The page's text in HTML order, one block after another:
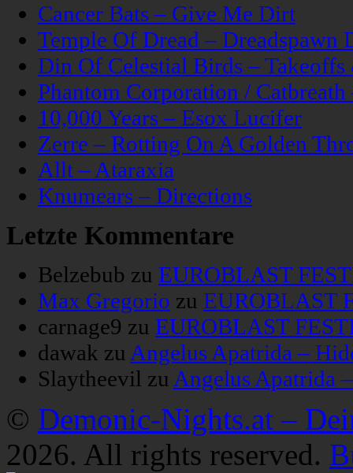
Cancer Bats – Give Me Dirt
Temple Of Dread – Dreadspawn
Din Of Celestial Birds –
Phantom Corporation /
10,000 Years – Esox Lucifer
Zerre – Rotting On A Golden
Allt – Ataraxia
Knumears – Directions
Letzte Kommentare
Belzebub zu EUROBLAST
Max Gregorio zu EUROBLAST
carnage9 zu EUROBLAST
dawak zu Angelus Apatrida –
Slaytheevil zu Angelus Apatrida
© Demonic-Nights.at –
2026. All rights reserved.